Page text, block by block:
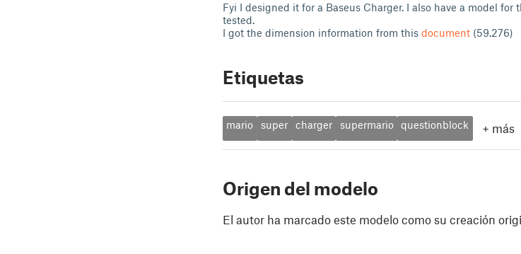
Fyi I designed it for a Baseus Charger. I also have a model
tested.
I got the dimension information from this document (59.276)
Etiquetas
mario super charger supermario questionblock + más
Origen del modelo
El autor ha marcado este modelo como su creación